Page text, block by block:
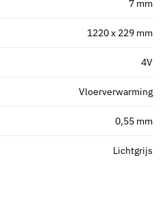
7 mm
1220 x 229 mm
4V
Vloerverwarming
0,55 mm
Lichtgrijs